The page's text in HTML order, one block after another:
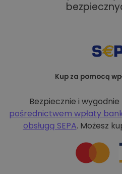
Kup za pomocą
Bezpiecznie i wygodnie
pośrednictwem wpłaty
obsługą SEPA. Możesz